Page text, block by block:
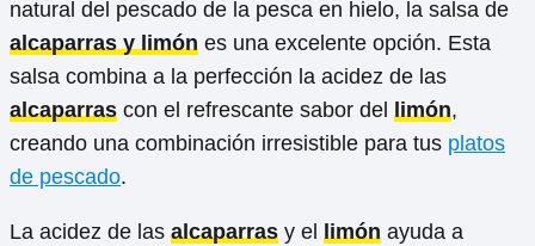
natural del pescado de la pesca en hielo, la salsa de
alcaparras y limón es una excelente opción. Esta
salsa combina a la perfección la acidez de las
alcaparras con el refrescante sabor del limón,
creando una combinación irresistible para tus platos
de pescado.
La acidez de las alcaparras y el limón ayuda a